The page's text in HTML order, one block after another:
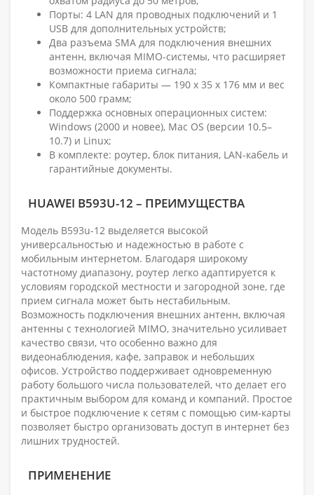
Порты: 4 LAN для проводных подключений и 1
USB для дополнительных устройств;
Два разъема SMA для подключения внешних
антенн, включая MIMO-системы, что расширяет
возможности приема сигнала;
Компактные габариты — 190 x 35 x 176 мм и вес
около 500 грамм;
Поддержка основных операционных систем:
Windows (2000 и новее), Mac OS (версии 10.5–
10.7) и Linux;
В комплекте: роутер, блок питания, LAN-кабель и
гарантийные документы.
HUAWEI B593U-12 – ПРЕИМУЩЕСТВА
Модель B593u-12 выделяется высокой
универсальностью и надежностью в работе с
мобильным интернетом. Благодаря широкому
частотному диапазону, роутер легко адаптируется к
условиям городской местности и загородной зоне, где
прием сигнала может быть нестабильным.
Возможность подключения внешних антенн, включая
антенны с технологией MIMO, значительно усиливает
качество связи, что особенно важно для
видеонаблюдения, кафе, заправок и небольших
офисов. Устройство поддерживает одновременную
работу большого числа пользователей, что делает его
практичным выбором для команд и компаний. Простое
и быстрое подключение к сетям с помощью сим-карты
позволяет быстро организовать доступ в интернет без
лишних трудностей.
ПРИМЕНЕНИЕ